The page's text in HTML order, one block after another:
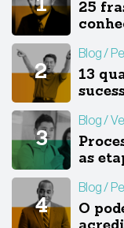
25
Blog
13
Blog
as
Blog
O